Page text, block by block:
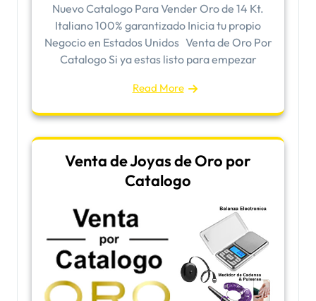
Nuevo Catalogo Para Vender Oro de 14 Kt.
Italiano 100% garantizado Inicia tu propio
Negocio en Estados Unidos Venta de Oro Por
Catalogo Si ya estas listo para empezar
Read More
Venta de Joyas de Oro por
Catalogo